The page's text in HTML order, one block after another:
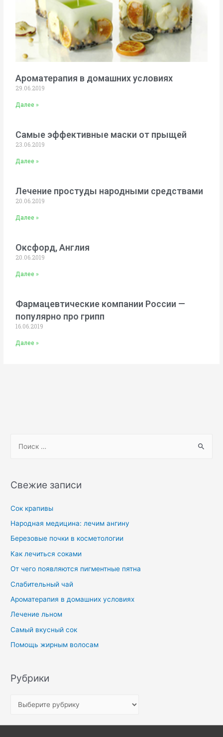
Ароматерапия в домашних условиях
29.06.2019
Далее »
Самые эффективные маски от прыщей
23.06.2019
Далее »
Лечение простуды народными средствами
20.06.2019
Далее »
Оксфорд, Англия
20.06.2019
Далее »
Фармацевтические компании России —
популярно про грипп
16.06.2019
Далее »
Свежие записи
Сок крапивы
Народная медицина: лечим ангину
Березовые почки в косметологии
Как лечиться соками
От чего появляются пигментные пятна
Слабительный чай
Ароматерапия в домашних условиях
Лечение льном
Самый вкусный сок
Помощь жирным волосам
Рубрики